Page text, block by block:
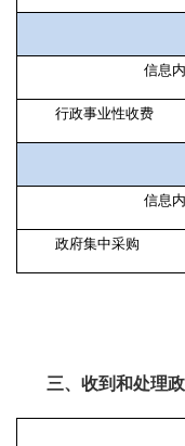
信息
行政事业性收费
信息
政府集中采购
三、收到和处理